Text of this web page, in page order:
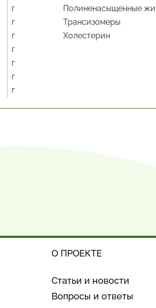
г
г
г
г
г
г
г
Полиненасыщенные
Трансизомеры
Холестерин
О ПРОЕКТЕ
Статьи и новости
Вопросы и ответы